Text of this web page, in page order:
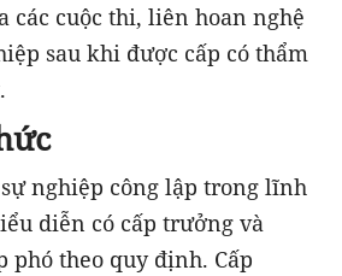
các cuộc thi, liên hoan nghệ
sau khi được cấp có thẩm
nghiệp công lập trong lĩnh
diễn có cấp trưởng và
phó theo quy định. Cấp